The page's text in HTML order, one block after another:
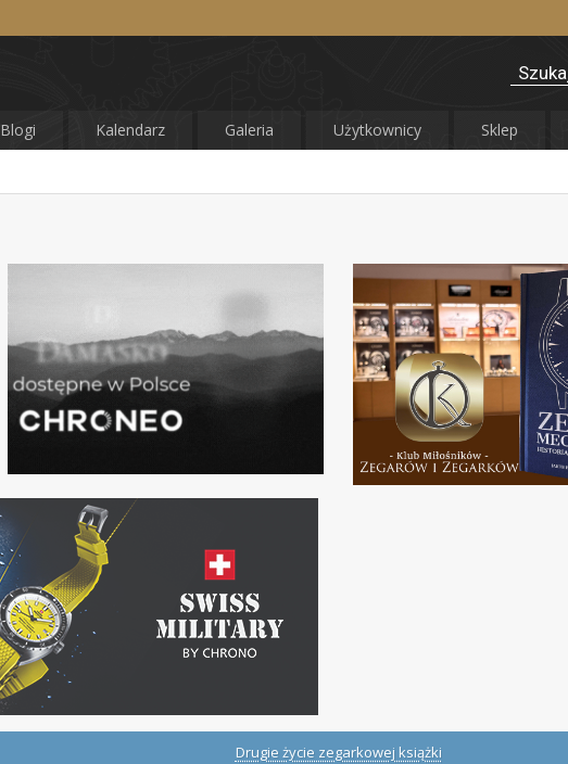
Blogi Kalendarz Galeria Użytkownicy Sklep
Drugie życie zegarkowej książki